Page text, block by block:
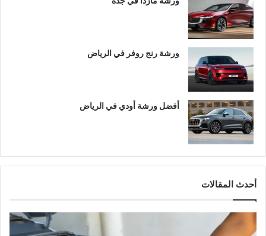
ورشة رنج روفر في الرياض
أفضل ورشة أودي في الرياض
أحدث المقالات